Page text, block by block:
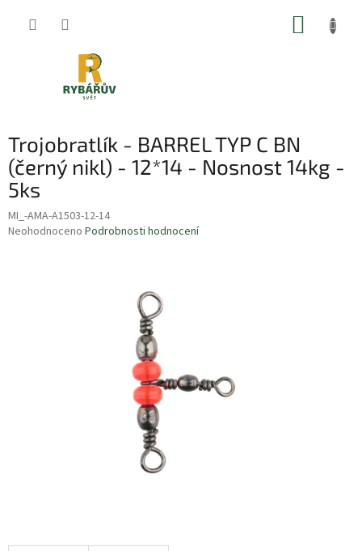
Trojobratlík - BARREL TYP C BN
(černý nikl) - 12*14 - Nosnost 14kg -
5ks
MI_-AMA-A1503-12-14
Průměrné
Neohodnoceno Podrobnosti hodnocení